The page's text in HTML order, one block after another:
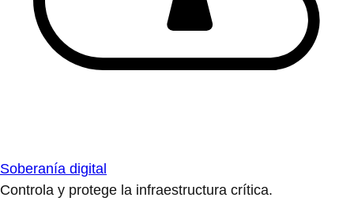
Soberanía digital
Controla y protege la infraestructura crítica.